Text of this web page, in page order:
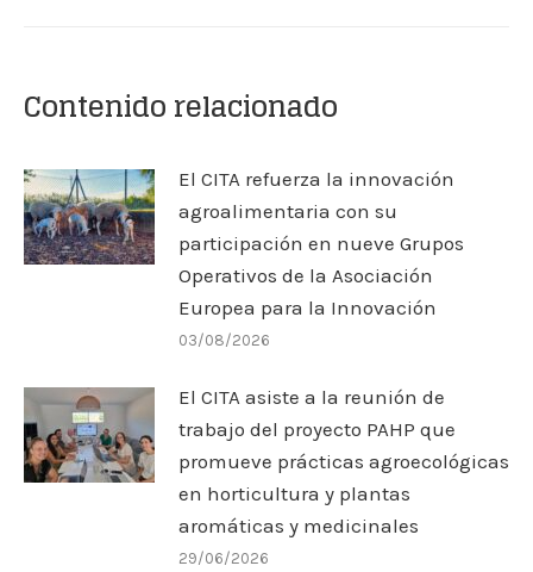
Contenido relacionado
El CITA refuerza la innovación
agroalimentaria con su
participación en nueve Grupos
Operativos de la Asociación
Europea para la Innovación
03/08/2026
El CITA asiste a la reunión de
trabajo del proyecto PAHP que
promueve prácticas agroecológicas
en horticultura y plantas
aromáticas y medicinales
29/06/2026